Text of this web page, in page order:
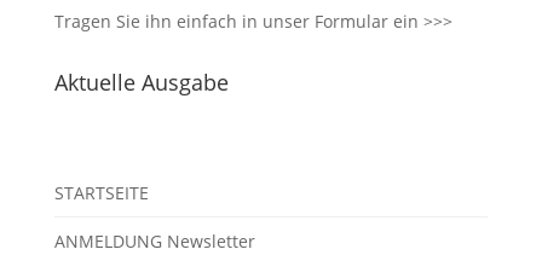
Tragen Sie ihn einfach in unser Formular ein >>>
Aktuelle Ausgabe
STARTSEITE
ANMELDUNG Newsletter